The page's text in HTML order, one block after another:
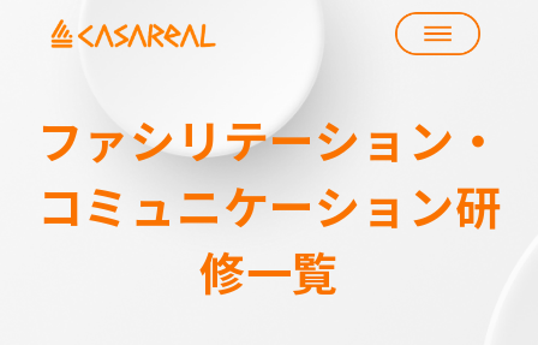
ファシリテーション・
コミュニケーション研
修一覧